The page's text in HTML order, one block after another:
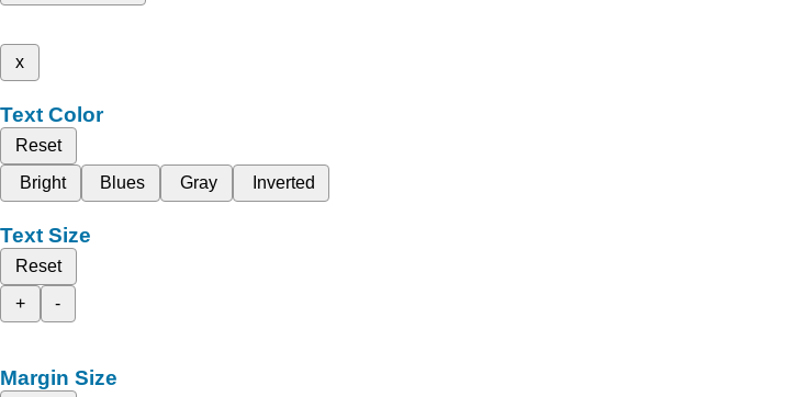
x
Text Color
Reset
Bright
Blues Gray Inverted
Text Size
Reset
+
-
Margin Size